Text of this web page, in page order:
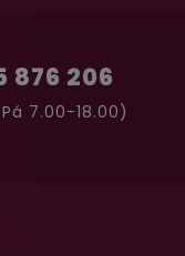
876 206
7.00-18.00)